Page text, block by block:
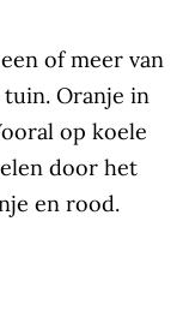
of meer van
tuin. Oranje in
op koele
door het
en rood.